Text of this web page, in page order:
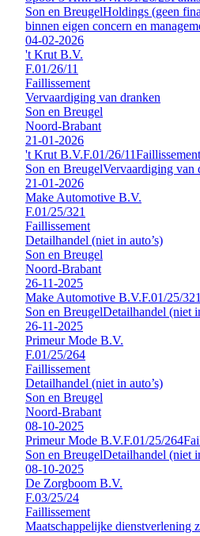
Son en BreugelHoldings (geen
binnen eigen concern en
04-02-2026
't Krut B.V.
F.01/26/11
Faillissement
Vervaardiging van dranken
Son en Breugel
Noord-Brabant
21-01-2026
't Krut B.V.F.01/26/11Faillissement
Son en BreugelVervaardiging van
21-01-2026
Make Automotive B.V.
F.01/25/321
Faillissement
Detailhandel (niet in auto’s)
Son en Breugel
Noord-Brabant
26-11-2025
Make Automotive B.V.F.01/25/321
Son en BreugelDetailhandel (niet
26-11-2025
Primeur Mode B.V.
F.01/25/264
Faillissement
Detailhandel (niet in auto’s)
Son en Breugel
Noord-Brabant
08-10-2025
Primeur Mode B.V.F.01/25/264
Son en BreugelDetailhandel (niet
08-10-2025
De Zorgboom B.V.
F.03/25/24
Faillissement
Maatschappelijke dienstverlening